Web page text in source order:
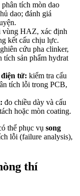
phân tích mòn dao
dao; đánh giá
vùng HAZ, xác định
kết cấu chịu lực.
cứu pha clinker,
tích sản phẩm hydrat
tử: kiểm tra cấu
tích lỗi trong PCB,
đo chiều dày và cấu
hoặc mòn coating.
thể phục vụ song
lỗi (failure analysis),
thí